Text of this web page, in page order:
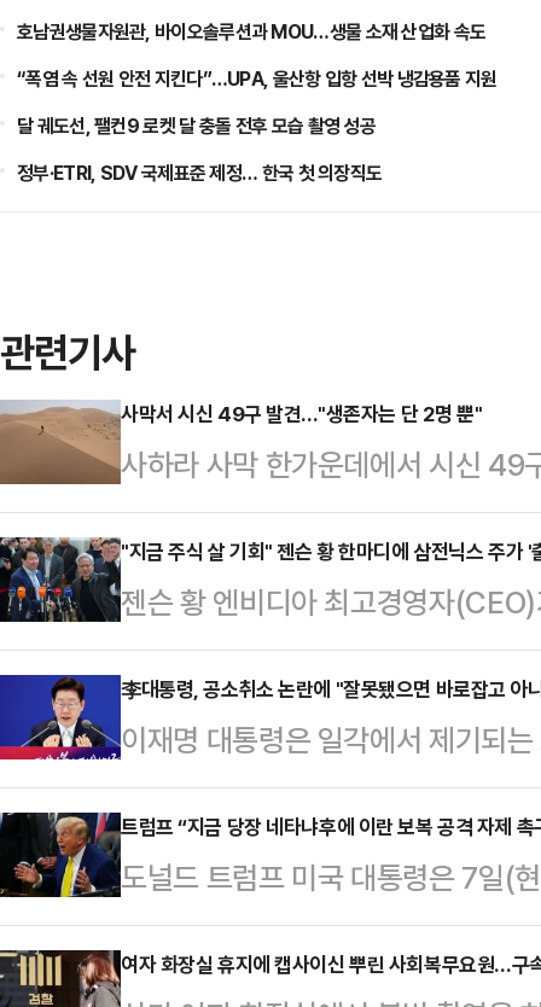
호남권생물자원관, 바이오솔루션과 MOU…생물 소재 산업화 속도
“폭염 속 선원 안전 지킨다”…UPA, 울산항 입항 선박 냉감용품 지원
달 궤도선, 팰컨9 로켓 달 충돌 전후 모습 촬영 성공
정부·ETRI, SDV 국제표준 제정… 한국 첫 의장직도
관련기사
사막서 시신 49구 발견..."생존자는 단 2명 뿐"
사하라 사막 한가운데에서 시신
간) BBC에 따르면 말리에서 니제
장 나면서 탑승객들이 극심한 폭염
람 최대 명절인 '이드 알아드하' 행
면서 사막에 고립된 것으로 전해졌
시도했으나 끝내 실패했으며 휴대
지 못한 것으로 알려졌다.결국 생
사고 사실을 알렸…
"지금 주식 살 기회" 젠슨 황 한마디에 삼전닉스 주가 '
젠슨 황 엔비디아 최고경영자
기회가 될 수 있다는 발언을 내놓았
삼성전자와 SK하이닉스 주가는 한
을 보였다.황 CEO는 8일 서울 종
장과 함께 한 공동 기자회견에서 최
떤 일이 일어나든 여러분은 아주 기
있기 때문"이라고 말했다.이어 "인
대적인…
李대통령, 공소취소 논란에 "잘못됐으면 바로잡고 아
이재명 대통령은 일각에서 제기되
요구와 관련해 "잘못된 게 있으면
아니면 놔둬야 한다"고 말했다.이
빈관에서 열린 기자회견에서 "법과
저 이 대통령은 "저도 주관적 판단
객관적으로 문제가 있어 보이는 것
트럼프 “지금 당장 네타냐후에 이란 보복 공격 자제 촉
도널드 트럼프 미국 대통령은 7일(
공격을 하지 말 것을 요청하겠다고
트 공습에 대한 보복으로 이스라엘
여자 화장실 휴지에 캡사이신 뿌린 사회복무요원…구